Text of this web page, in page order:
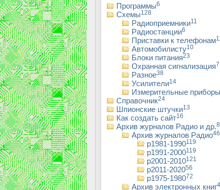
Программы6
Схемы128
Радиоприемники11
Радиостанции6
Приставки к телефонам11
Автомобилисту10
Блоки питания23
Охранная сигнализация7
Разное38
Усилители14
Измерительные приборы
Справочник24
Шпионские штучки13
Как создать сайт16
Архив журналов Радио и др.
Архив журналов Радио
р1981-1990119
р1991-2000119
р2001-2010121
р2011-202056
р1975-198072
Архив электронных книг